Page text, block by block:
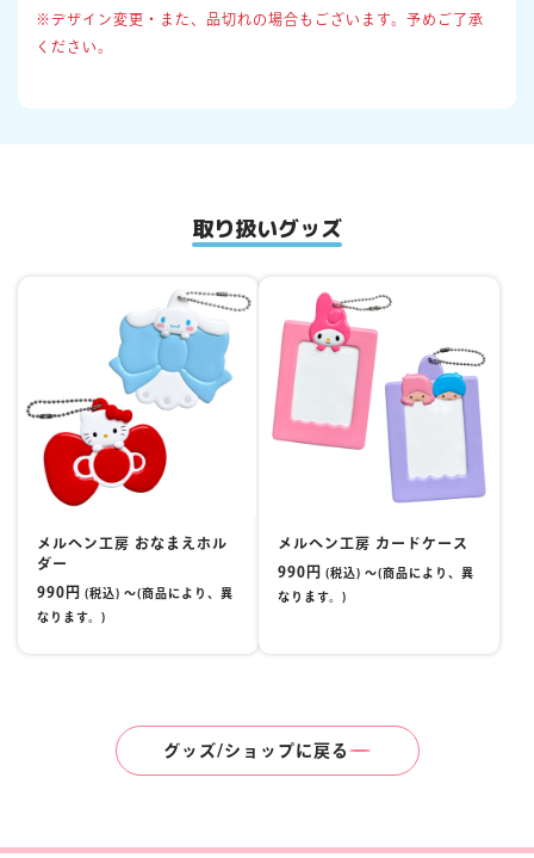
※デザイン変更・また、品切れの場合もございます。予めご了承
ください。
取り扱いグッズ
メルヘン工房 おなまえホル
ダー
990円 (税込) 〜(商品により、異
なります。)
メルヘン工房 カードケース
990円 (税込) 〜(商品により、異
なります。)
グッズ/ショップに戻る